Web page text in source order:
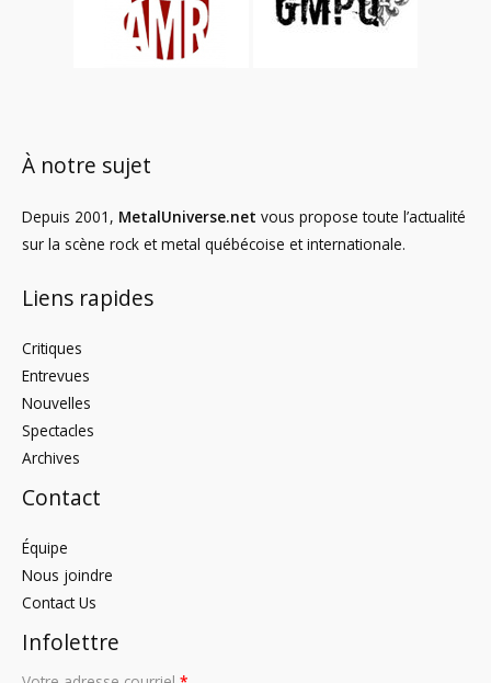
À notre sujet
Depuis 2001, MetalUniverse.net vous propose toute l’actualité
sur la scène rock et metal québécoise et internationale.
Liens rapides
Critiques
Entrevues
Nouvelles
Spectacles
Archives
Contact
Équipe
Nous joindre
Contact Us
Infolettre